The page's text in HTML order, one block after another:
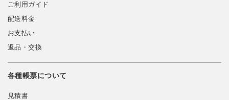
ご利用ガイド
配送料金
お支払い
返品・交換
各種帳票について
見積書